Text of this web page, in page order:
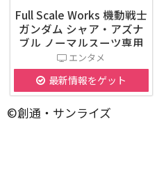
Full Scale Works 機動戦士
ガンダム シャア・アズナ
ブル ノーマルスーツ専用
ヘルメット
エンタメ
最新情報をゲット
©創通・サンライズ